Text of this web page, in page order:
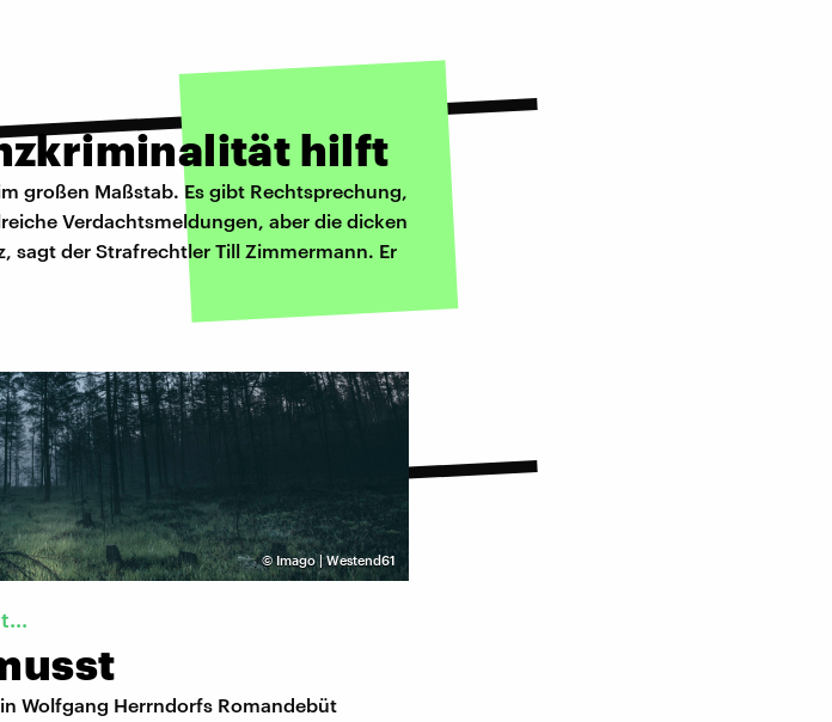
hilft
großen Maßstab. Es gibt Rechtsprechung,
Verdachtsmeldungen, aber die dicken
sagt der Strafrechtler Till Zimmermann. Er
©Imago | Westend61
Wolfgang Herrndorfs Romandebüt